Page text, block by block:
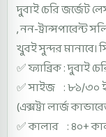
দুবাই চেরি জর্জেট
, নন-ট্রান্সপারেন্ট
খুবই সুন্দর মানাবে।
✅ ফ্যাব্রিক : দুবাই
✅ সাইজ : ৮১/৩০
(এক্সট্রা লার্জ
✅ কালার : ৪০+